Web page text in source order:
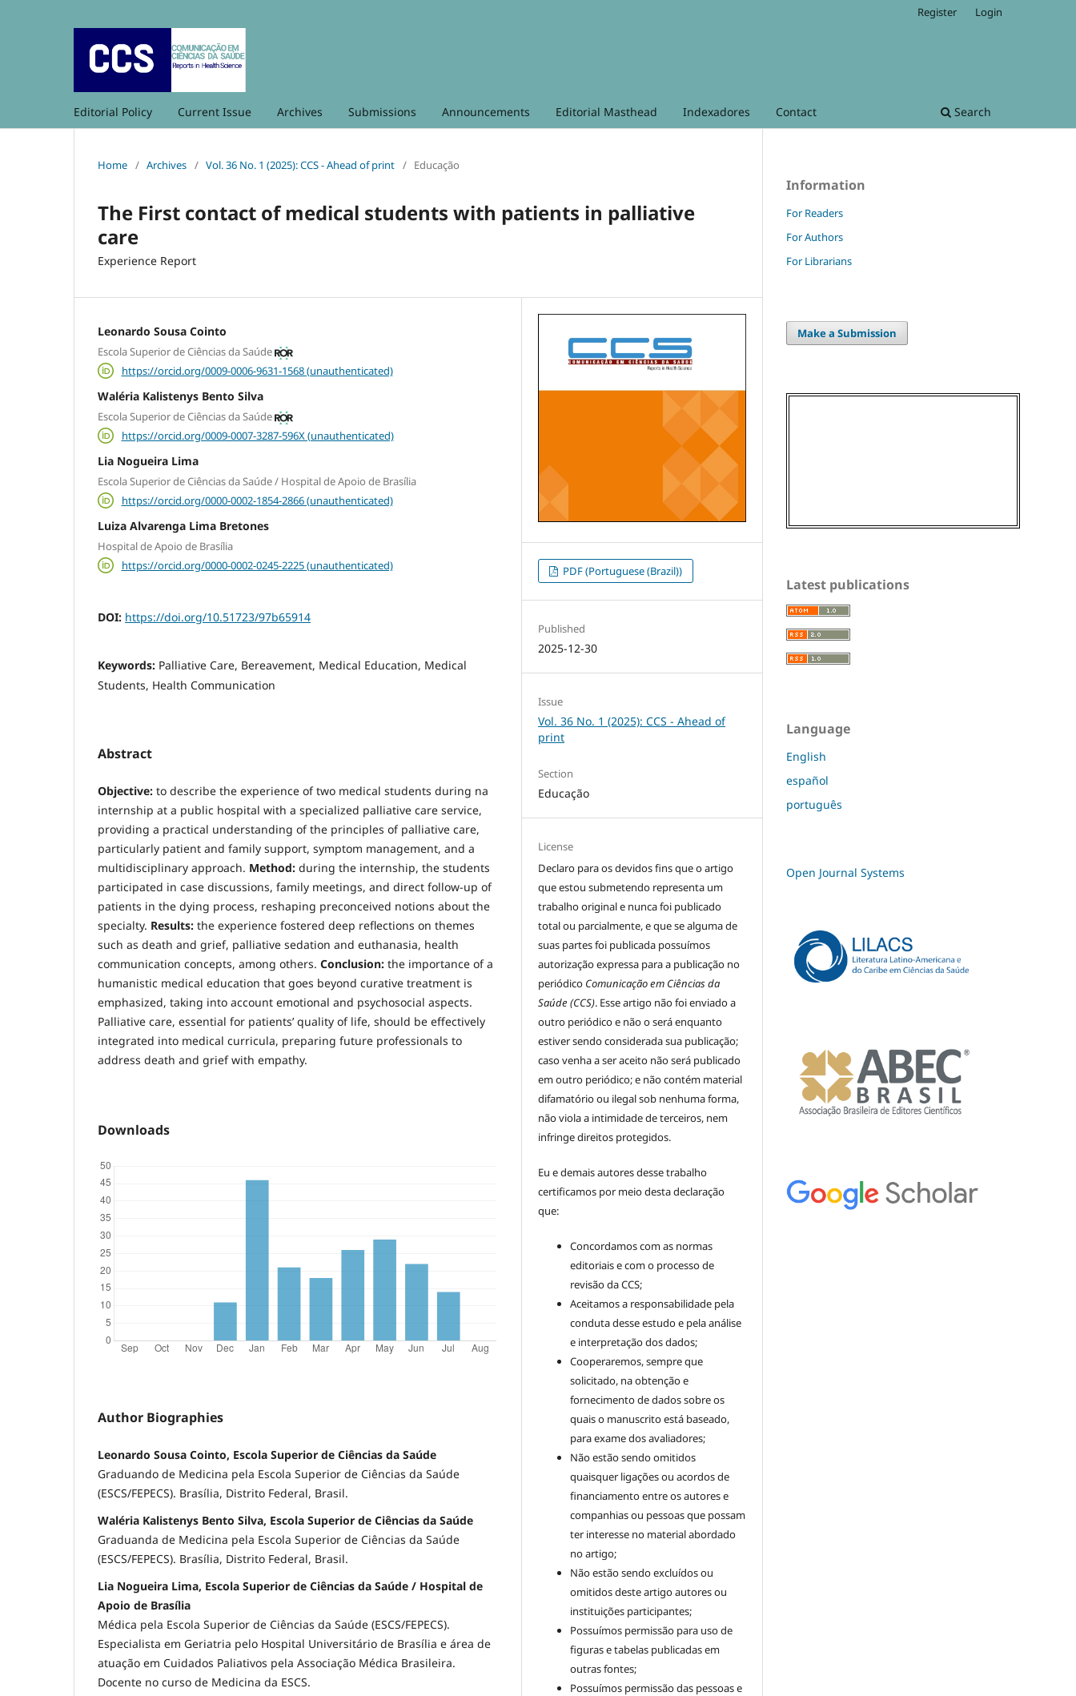
Editorial Policy Current Issue Archives Submissions Announcements Editorial Masthead Indexadores Contact Search
Register Login
Home / Archives / Vol. 36 No. 1 (2025): CCS - Ahead of print / Educação
The First contact of medical students with patients in palliative
care
Experience Report
Leonardo Sousa Cointo
Escola Superior de Ciências da Saúde
https://orcid.org/0009-0006-9631-1568 (unauthenticated)
Waléria Kalistenys Bento Silva
Escola Superior de Ciências da Saúde
https://orcid.org/0009-0007-3287-596X (unauthenticated)
Lia Nogueira Lima
Escola Superior de Ciências da Saúde / Hospital de Apoio de Brasília
https://orcid.org/0000-0002-1854-2866 (unauthenticated)
Luiza Alvarenga Lima Bretones
Hospital de Apoio de Brasília
https://orcid.org/0000-0002-0245-2225 (unauthenticated)
DOI: https://doi.org/10.51723/97b65914
Keywords: Palliative Care, Bereavement, Medical Education, Medical
Students, Health Communication
Abstract
Objective: to describe the experience of two medical students during na
internship at a public hospital with a specialized palliative care service,
providing a practical understanding of the principles of palliative care,
particularly patient and family support, symptom management, and a
multidisciplinary approach. Method: during the internship, the students
participated in case discussions, family meetings, and direct follow-up of
patients in the dying process, reshaping preconceived notions about the
specialty. Results: the experience fostered deep reflections on themes
such as death and grief, palliative sedation and euthanasia, health
communication concepts, among others. Conclusion: the importance of a
humanistic medical education that goes beyond curative treatment is
emphasized, taking into account emotional and psychosocial aspects.
Palliative care, essential for patients’ quality of life, should be effectively
integrated into medical curricula, preparing future professionals to
address death and grief with empathy.
Downloads
Author Biographies
Leonardo Sousa Cointo, Escola Superior de Ciências da Saúde
Graduando de Medicina pela Escola Superior de Ciências da Saúde
(ESCS/FEPECS). Brasília, Distrito Federal, Brasil.
Waléria Kalistenys Bento Silva, Escola Superior de Ciências da Saúde
Graduanda de Medicina pela Escola Superior de Ciências da Saúde
(ESCS/FEPECS). Brasília, Distrito Federal, Brasil.
Lia Nogueira Lima, Escola Superior de Ciências da Saúde / Hospital de
Apoio de Brasília
Médica pela Escola Superior de Ciências da Saúde (ESCS/FEPECS).
Especialista em Geriatria pelo Hospital Universitário de Brasília e área de
atuação em Cuidados Paliativos pela Associação Médica Brasileira.
Docente no curso de Medicina da ESCS.
PDF (Portuguese (Brazil))
Published
2025-12-30
Issue
Vol. 36 No. 1 (2025): CCS - Ahead of
print
Section
Educação
License
Declaro para os devidos fins que o artigo
que estou submetendo representa um
trabalho original e nunca foi publicado
total ou parcialmente, e que se alguma de
suas partes foi publicada possuímos
autorização expressa para a publicação no
periódico Comunicação em Ciências da
Saúde (CCS). Esse artigo não foi enviado a
outro periódico e não o será enquanto
estiver sendo considerada sua publicação;
caso venha a ser aceito não será publicado
em outro periódico; e não contém material
difamatório ou ilegal sob nenhuma forma,
não viola a intimidade de terceiros, nem
infringe direitos protegidos.
Eu e demais autores desse trabalho
certificamos por meio desta declaração
que:
Concordamos com as normas
editoriais e com o processo de
revisão da CCS;
Aceitamos a responsabilidade pela
conduta desse estudo e pela análise
e interpretação dos dados;
Cooperaremos, sempre que
solicitado, na obtenção e
fornecimento de dados sobre os
quais o manuscrito está baseado,
para exame dos avaliadores;
Não estão sendo omitidos
quaisquer ligações ou acordos de
financiamento entre os autores e
companhias ou pessoas que possam
ter interesse no material abordado
no artigo;
Não estão sendo excluídos ou
omitidos deste artigo autores ou
instituições participantes;
Possuímos permissão para uso de
figuras e tabelas publicadas em
outras fontes;
Possuímos permissão das pessoas e
Information
For Readers
For Authors
For Librarians
Make a Submission
Latest publications
Language
English
español
português
Open Journal Systems